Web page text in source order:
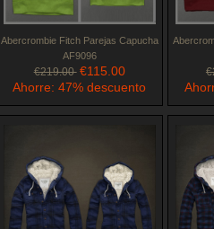
Abercrombie Fitch Parejas Capucha
AF9096
€219.00 €115.00
Ahorre: 47% descuento